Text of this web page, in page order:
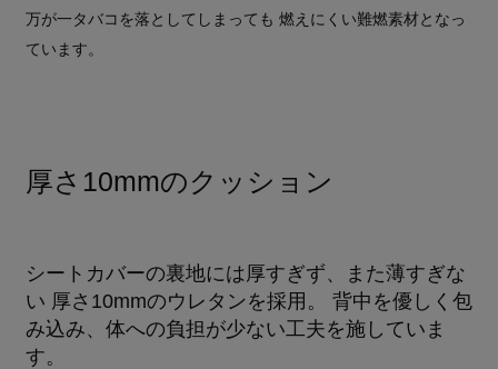
万が一タバコを落としてしまっても 燃えにくい難燃素材となっ
ています。
厚さ10mmのクッション
シートカバーの裏地には厚すぎず、また薄すぎな
い 厚さ10mmのウレタンを採用。 背中を優しく包
み込み、体への負担が少ない工夫を施していま
す。